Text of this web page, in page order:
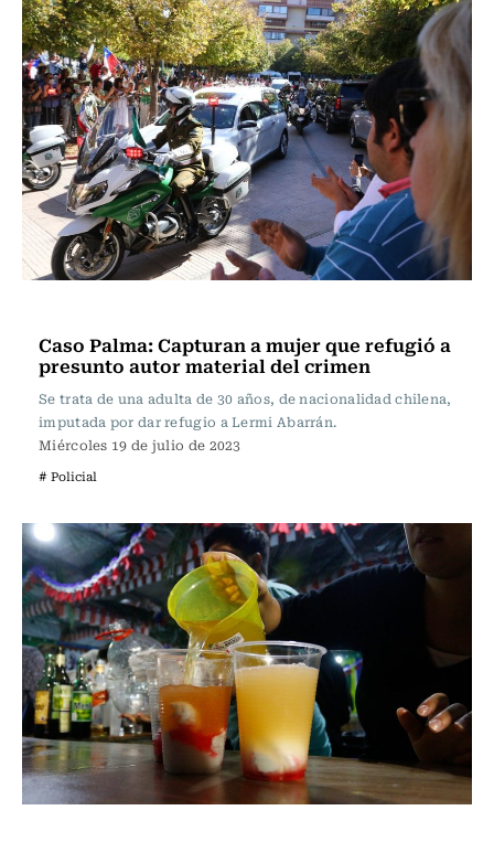
Caso Palma: Capturan a mujer que refugió a
presunto autor material del crimen
Se trata de una adulta de 30 años, de nacionalidad chilena,
imputada por dar refugio a Lermi Abarrán.
Miércoles 19 de julio de 2023
# Policial